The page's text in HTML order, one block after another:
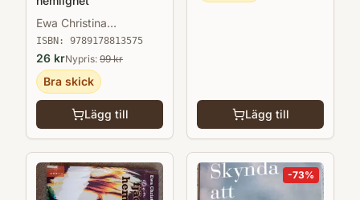
Ewa Christina
Johansson
ISBN: 9789178813575
26 krNypris: 99kr
Bra skick
Lägg till Lägg till
-73%